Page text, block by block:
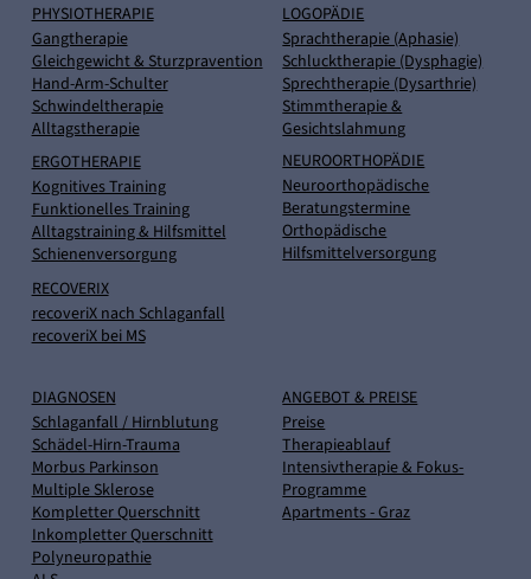
ANGEBOT & PREISE
Preise
Therapieablauf
Intensivtherapie & Fokus-
Programme
Apartments - Graz
LOGOPÄDIE
Sprachtherapie (Aphasie)
Schlucktherapie (Dysphagie)
Sprechtherapie (Dysarthrie)
Stimmtherapie &
Gesichtslahmung
NEUROORTHOPÄDIE
Neuroorthopädische
Beratungstermine
Orthopädische
Hilfsmittelversorgung
PHYSIOTHERAPIE
Gangtherapie
Gleichgewicht & Sturzpravention
Hand-Arm-Schulter
Schwindeltherapie
Alltagstherapie
ERGOTHERAPIE
Kognitives Training
Funktionelles Training
Alltagstraining & Hilfsmittel
Schienenversorgung
RECOVERIX
recoveriX nach Schlaganfall
recoveriX bei MS
DIAGNOSEN
Schlaganfall / Hirnblutung
Schädel-Hirn-Trauma
Morbus Parkinson
Multiple Sklerose
Kompletter Querschnitt
Inkompletter Querschnitt
Polyneuropathie